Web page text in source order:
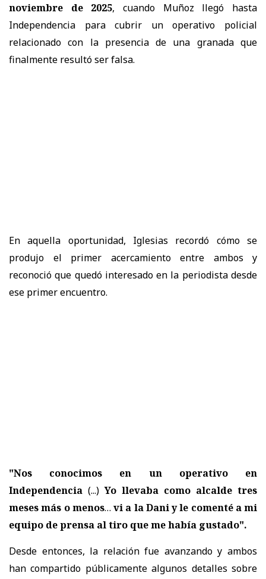
noviembre de 2025, cuando Muñoz llegó hasta
Independencia para cubrir un operativo policial
relacionado con la presencia de una granada que
finalmente resultó ser falsa.
En aquella oportunidad, Iglesias recordó cómo se
produjo el primer acercamiento entre ambos y
reconoció que quedó interesado en la periodista desde
ese primer encuentro.
"Nos conocimos en un operativo en
Independencia (...)Yo llevaba como alcalde tres
meses más o menos… vi a la Dani y le comenté a mi
equipo de prensa al tiro que me había gustado".
Desde entonces, la relación fue avanzando y ambos
han compartido públicamente algunos detalles sobre